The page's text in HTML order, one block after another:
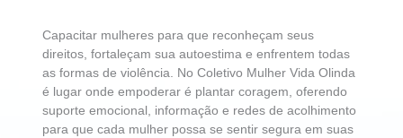
Capacitar mulheres para que reconheçam seus
direitos, fortaleçam sua autoestima e enfrentem todas
as formas de violência. No Coletivo Mulher Vida Olinda
é lugar onde empoderar é plantar coragem, oferendo
suporte emocional, informação e redes de acolhimento
para que cada mulher possa se sentir segura em suas